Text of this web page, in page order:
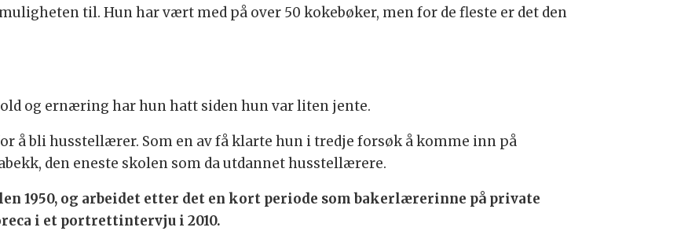
til. Hun har vært med på over 50 kokebøker, men for de fleste er det den
og ernæring har hun hatt siden hun var liten jente.
å bli husstellærer. Som en av få klarte hun i tredje forsøk å komme inn på
den eneste skolen som da utdannet husstellærere.
1950, og arbeidet etter det en kort periode som bakerlærerinne på private
i et portrettintervju i 2010.